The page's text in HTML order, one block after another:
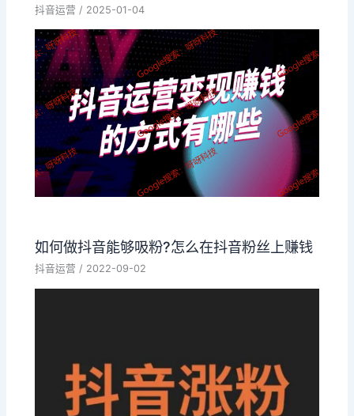
抖音运营 / 2025-01-04
如何做抖音能够吸粉?怎么在抖音粉丝上赚钱
抖音运营 / 2022-09-02